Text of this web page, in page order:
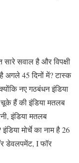
सवाल है और विपक्षी
अगले 45 दिनों में? टास्क
नए गठबंधन इंडिया
चूके हैं की इंडिया मतलब
इंडिया मतलब
मोर्चे का नाम है 26
डेवलपमेंट, I फॉर